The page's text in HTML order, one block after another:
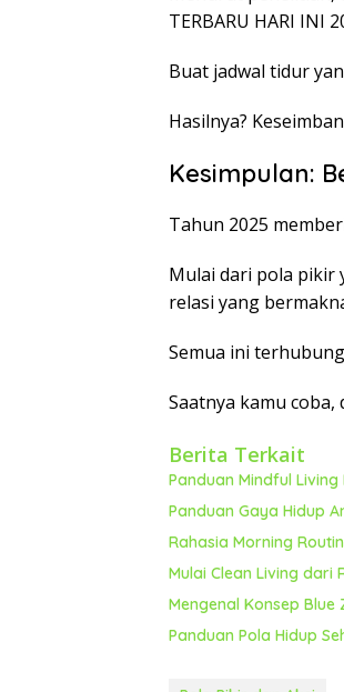
TERBARU HARI INI
Buat jadwal tidur
Hasilnya?
Kesimpulan:
Tahun 2025
Mulai dari pola pikir
relasi yang
Semua ini terhubung
Saatnya kamu
Berita Terkait
Panduan Mindful
Panduan Gaya Hidup
Rahasia Morning
Mulai Clean Living dari
Mengenal Konsep
Panduan Pola Hidup